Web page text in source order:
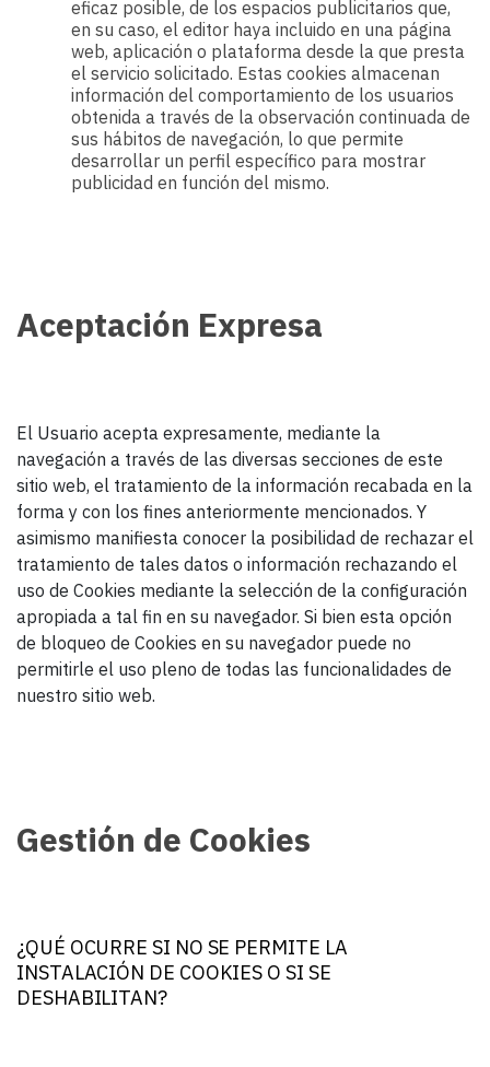
eficaz posible, de los espacios publicitarios que,
en su caso, el editor haya incluido en una página
web, aplicación o plataforma desde la que presta
el servicio solicitado. Estas cookies almacenan
información del comportamiento de los usuarios
obtenida a través de la observación continuada de
sus hábitos de navegación, lo que permite
desarrollar un perfil específico para mostrar
publicidad en función del mismo.
Aceptación Expresa
El Usuario acepta expresamente, mediante la
navegación a través de las diversas secciones de este
sitio web, el tratamiento de la información recabada en la
forma y con los fines anteriormente mencionados. Y
asimismo manifiesta conocer la posibilidad de rechazar el
tratamiento de tales datos o información rechazando el
uso de Cookies mediante la selección de la configuración
apropiada a tal fin en su navegador. Si bien esta opción
de bloqueo de Cookies en su navegador puede no
permitirle el uso pleno de todas las funcionalidades de
nuestro sitio web.
Gestión de Cookies
¿QUÉ OCURRE SI NO SE PERMITE LA
INSTALACIÓN DE COOKIES O SI SE
DESHABILITAN?